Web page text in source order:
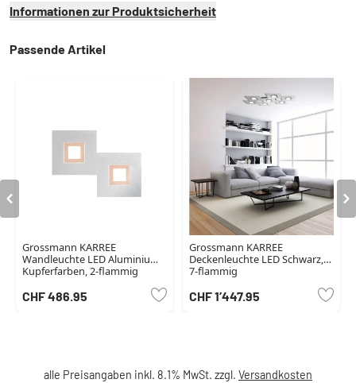
Informationen zur Produktsicherheit
Passende Artikel
Grossmann KARREE
Wandleuchte LED Aluminium,
Kupferfarben, 2-flammig
CHF 486.95
Grossmann KARREE
Deckenleuchte LED Schwarz,
7-flammig
CHF 1’447.95
alle Preisangaben inkl. 8.1% MwSt. zzgl. Versandkosten